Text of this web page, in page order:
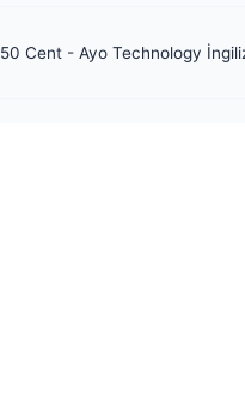
50 Cent - Ayo Technology